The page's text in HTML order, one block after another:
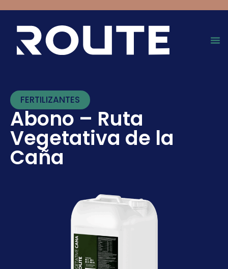
FERTILIZANTES
Abono – Ruta
Vegetativa de la
Caña